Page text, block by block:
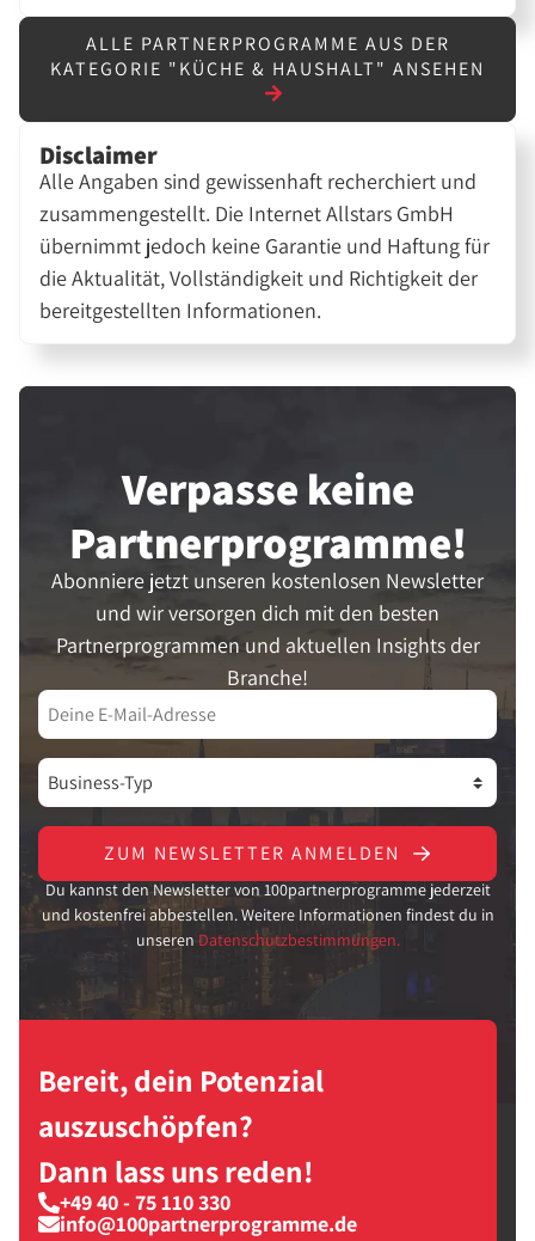
ALLE PARTNERPROGRAMME AUS DER
KATEGORIE "KÜCHE & HAUSHALT" ANSEHEN
Disclaimer
Alle Angaben sind gewissenhaft recherchiert und
zusammengestellt. Die Internet Allstars GmbH
übernimmt jedoch keine Garantie und Haftung für
die Aktualität, Vollständigkeit und Richtigkeit der
bereitgestellten Informationen.
Verpasse keine
Partner­programme!
Abonniere jetzt unseren kostenlosen Newsletter
und wir versorgen dich mit den besten
Partnerprogrammen und aktuellen Insights der
Branche!
ZUM NEWSLETTER ANMELDEN
Du kannst den Newsletter von 100partnerprogramme jederzeit
und kostenfrei abbestellen. Weitere Informationen findest du in
unseren Datenschutzbestimmungen.
Bereit, dein Potenzial
auszuschöpfen?
Dann lass uns reden!
+49 40 - 75 110 330
info@100partnerprogramme.de